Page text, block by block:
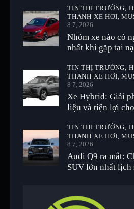
TIN THỊ TRƯỜNG,
THANH XE HƠI,
8 7, 2026
Nhóm xe nào có
nhất khi gặp tai
TIN THỊ TRƯỜNG,
THANH XE HƠI,
8 7, 2026
Xe Hybrid: Giải
liệu và tiện lợi
TIN THỊ TRƯỜNG,
THANH XE HƠI,
8 7, 2026
Audi Q9 ra mắt:
SUV lớn nhất lịch